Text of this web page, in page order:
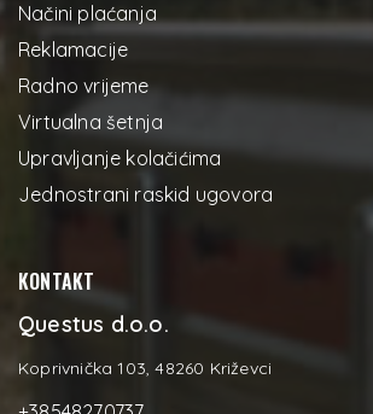
Načini plaćanja
Reklamacije
Radno vrijeme
Virtualna šetnja
Upravljanje kolačićima
Jednostrani raskid ugovora
KONTAKT
Questus d.o.o.
Koprivnička 103, 48260 Križevci